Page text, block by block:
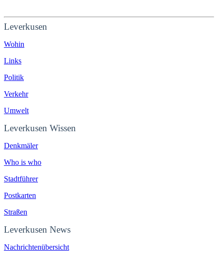
Leverkusen
Wohin
Links
Politik
Verkehr
Umwelt
Leverkusen Wissen
Denkmäler
Who is who
Stadtführer
Postkarten
Straßen
Leverkusen News
Nachrichtenübersicht